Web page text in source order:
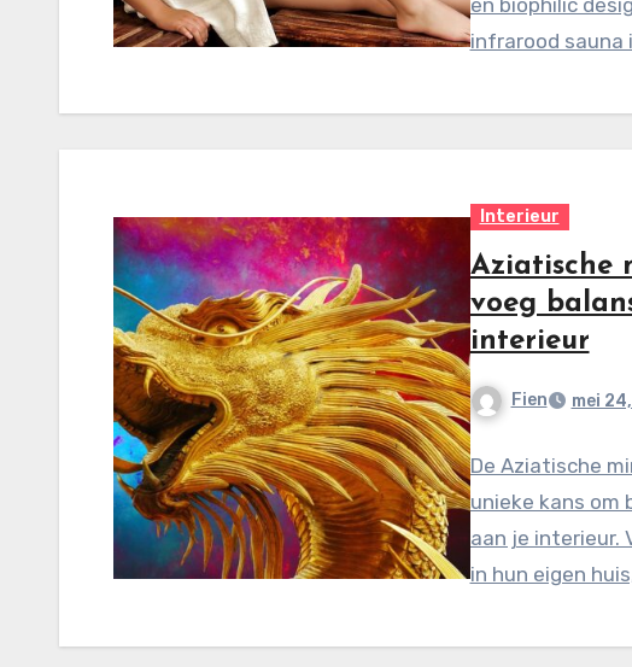
en biophilic
infrarood sauna
Interieur
Aziatische
voeg
interieur
Fien mei
De Aziatische
unieke kans om
aan je interieur.
in hun eigen